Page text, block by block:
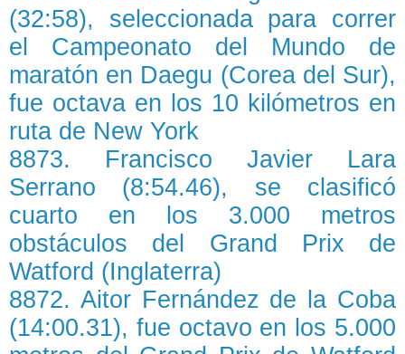
(32:58), seleccionada para correr
el Campeonato del Mundo de
maratón en Daegu (Corea del Sur),
fue octava en los 10 kilómetros en
ruta de New York
8873. Francisco Javier Lara
Serrano (8:54.46), se clasificó
cuarto en los 3.000 metros
obstáculos del Grand Prix de
Watford (Inglaterra)
8872. Aitor Fernández de la Coba
(14:00.31), fue octavo en los 5.000